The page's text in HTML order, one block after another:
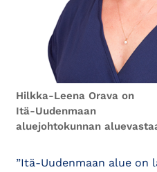
Hilkka-Leena Orava on
Itä-Uudenmaan
aluejohtokunnan
”Itä-Uudenmaan alue on